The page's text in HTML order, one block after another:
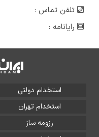
تلفن تماس :
رایانامه :
استخدام دولتی
استخدام تهران
رزومه ساز